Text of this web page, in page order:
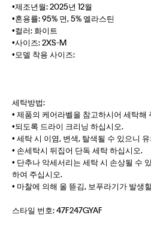
•제조년월: 2025년 12월
•혼용률: 95% 면, 5% 엘라스틴
•컬러: 화이트
•사이즈: 2XS-M
•모델 착용 사이즈:
세탁방법:
• 제품의 케어라벨을 참고하시어 세탁해
•되도록 드라이 크리닝 하십시오.
• 세탁 시 이염, 변색, 탈색될 수 있으니
• 손세탁시 뒤집어 단독 세탁 하십시오.
• 단추나 악세서리는 세탁 시 손상될 수
하여 주십시오.
• 마찰에 의해 올 뜯김, 보푸라기가 발생
스타일 번호:47F247GYAF